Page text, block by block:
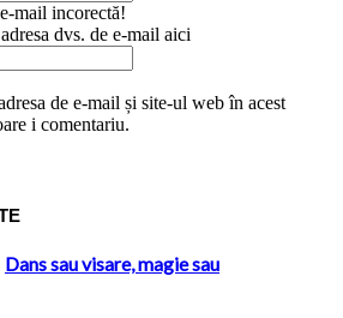
mail incorectă!
dvs. de e-mail aici
de e-mail și site-ul web în acest
i comentariu.
Dans sau visare, magie sau